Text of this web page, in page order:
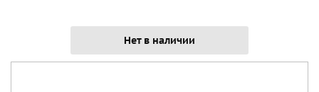
Нет в наличии